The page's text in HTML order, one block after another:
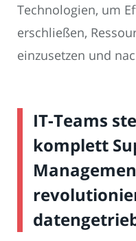
Technologien, um
erschließen,
einzusetzen und
IT-Teams
komplett